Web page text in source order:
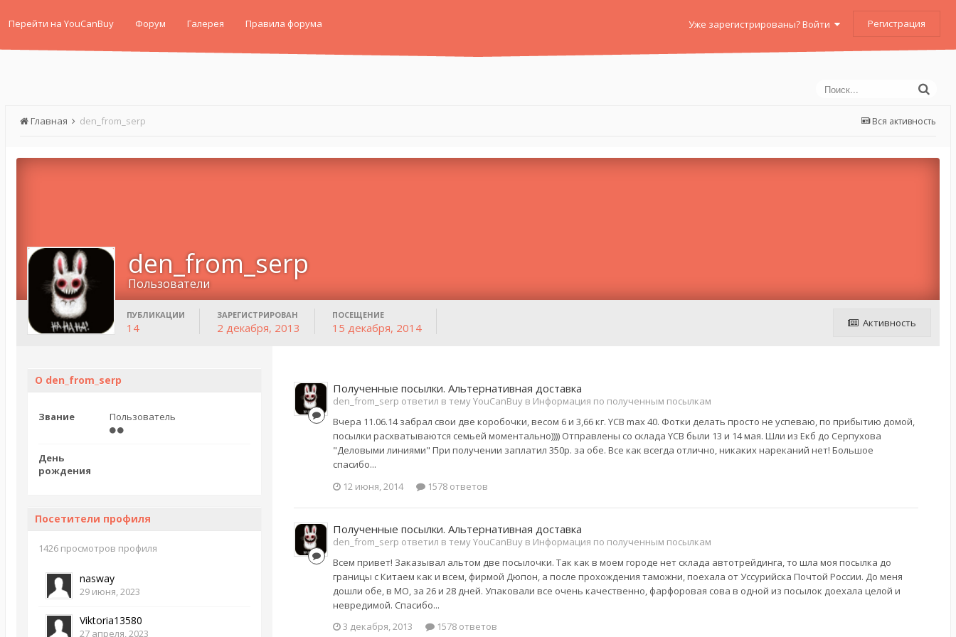
Перейти на YouCanBuy Форум Галерея Правила форума Уже зарегистрированы? Войти Регистрация
Вся активность
Главная den_from_serp
den_from_serp
Пользователи
Активность
ПУБЛИКАЦИИ
14
ЗАРЕГИСТРИРОВАН
2 декабря, 2013
ПОСЕЩЕНИЕ
15 декабря, 2014
О den_from_serp
Звание Пользователь
День
рождения
Посетители профиля
1426 просмотров профиля
nasway
29 июня, 2023
Viktoria13580
27 апреля, 2023
Полученные посылки. Альтернативная доставка
den_from_serp ответил в тему YouCanBuy в Информация по полученным посылкам
Вчера 11.06.14 забрал свои две коробочки, весом 6 и 3,66 кг. YCB max 40. Фотки делать просто не успеваю, по прибытию домой,
посылки расхватываются семьей моментально)))) Отправлены со склада YCB были 13 и 14 мая. Шли из Екб до Серпухова
"Деловыми линиями" При получении заплатил 350р. за обе. Все как всегда отлично, никаких нареканий нет! Большое
спасибо...
12 июня, 2014
1578 ответов
Полученные посылки. Альтернативная доставка
den_from_serp ответил в тему YouCanBuy в Информация по полученным посылкам
Всем привет! Заказывал альтом две посылочки. Так как в моем городе нет склада автотрейдинга, то шла моя посылка до
границы с Китаем как и всем, фирмой Дюпон, а после прохождения таможни, поехала от Уссурийска Почтой России. До меня
дошли обе, в МО, за 26 и 28 дней. Упаковали все очень качественно, фарфоровая сова в одной из посылок доехала целой и
невредимой. Спасибо...
3 декабря, 2013
1578 ответов